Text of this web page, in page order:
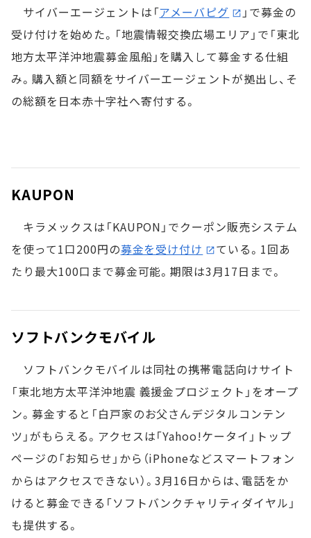
サイバーエージェントは「アメーバピグ
」で募金の
受け付けを始めた。「地震情報交換広場エリア」で「東北
地方太平洋沖地震募金風船」を購入して募金する仕組
み。購入額と同額をサイバーエージェントが拠出し、そ
の総額を日本赤十字社へ寄付する。
KAUPON
キラメックスは「KAUPON」でクーポン販売システム
を使って1口200円の募金を受け付け
ている。1回あ
たり最大100口まで募金可能。期限は3月17日まで。
ソフトバンクモバイル
ソフトバンクモバイルは同社の携帯電話向けサイト
「東北地方太平洋沖地震 義援金プロジェクト」をオープ
ン。募金すると「白戸家のお父さんデジタルコンテン
ツ」がもらえる。アクセスは「Yahoo!ケータイ」トップ
ページの「お知らせ」から（iPhoneなどスマートフォン
からはアクセスできない）。3月16日からは、電話をか
けると募金できる「ソフトバンクチャリティダイヤル」
も提供する。